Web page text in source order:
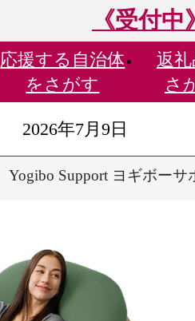
《受付
応援する 自治体
をさがす
返
さ
2026年7月9日
Yogibo Support ヨギボーサ